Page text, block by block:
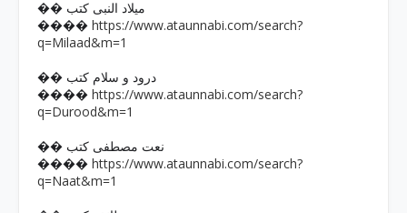
�� میلاد النبی کتب
���� https://www.ataunnabi.com/search?
q=Milaad&m=1
�� درود و سلام کتب
���� https://www.ataunnabi.com/search?
q=Durood&m=1
�� نعت مصطفی کتب
���� https://www.ataunnabi.com/search?
q=Naat&m=1